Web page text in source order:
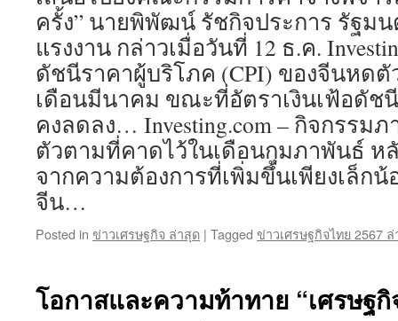
ครั้ง” นายพิพัฒน์ รัชกิจประการ รัฐมน
แรงงาน กล่าวเมื่อวันที่ 12 ธ.ค.
ดัชนีราคาผู้บริโภค (CPI) ของจีนหด
เดือนมีนาคม ขณะที่อัตราเงินเฟ้อดัช
คงลดลง… Investing.com – กิจกรรม
ตัวตามที่คาดไว้ในเดือนกุมภาพันธ์ ห
จากความต้องการที่เพิ่มขึ้นเพียงเล็ก
จีน…
Posted in ข่าวเศรษฐกิจ ล่าสุด | Tagged ข่าวเศรษฐกิจไทย 2567
โอกาสและความท้าทาย “เศรษฐ